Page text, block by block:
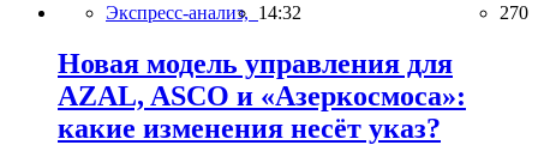
Экспресс-анализ, 14:32 270
Новая модель управления для
AZAL, ASCO и «Азеркосмоса»:
какие изменения несёт указ?